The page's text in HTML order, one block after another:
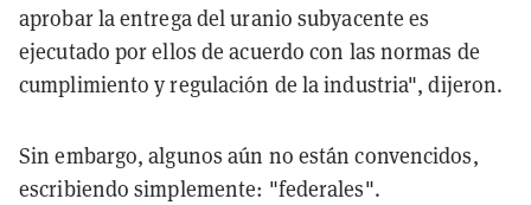
aprobar la entrega del uranio subyacente es
ejecutado por ellos de acuerdo con las normas de
cumplimiento y regulación de la industria", dijeron.
Sin embargo, algunos aún no están convencidos,
escribiendo simplemente: "federales".